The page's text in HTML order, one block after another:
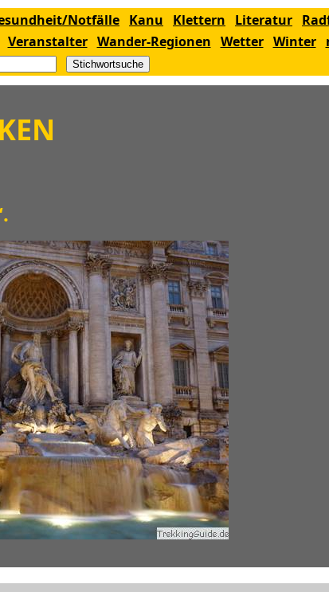
Notfälle Kanu Klettern Literatur
Veranstalter Wander-Regionen Wetter Winter
Stichwortsuche